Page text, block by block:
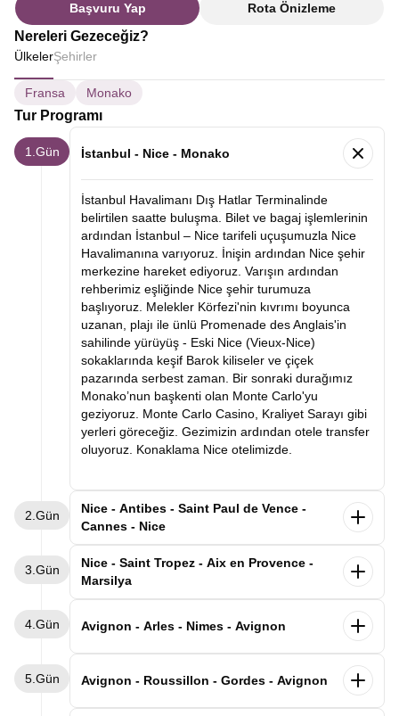
Başvuru Yap
Rota Önizleme
Nereleri Gezeceğiz?
ÜlkelerŞehirler
Fransa Monako
Tur Programı
1.Gün İstanbul - Nice - Monako
İstanbul Havalimanı Dış Hatlar Terminalinde
belirtilen saatte buluşma. Bilet ve bagaj işlemlerinin
ardından İstanbul – Nice tarifeli uçuşumuzla Nice
Havalimanına varıyoruz. İnişin ardından Nice şehir
merkezine hareket ediyoruz. Varışın ardından
rehberimiz eşliğinde Nice şehir turumuza
başlıyoruz. Melekler Körfezi'nin kıvrımı boyunca
uzanan, plajı ile ünlü Promenade des Anglais'in
sahilinde yürüyüş - Eski Nice (Vieux-Nice)
sokaklarında keşif Barok kiliseler ve çiçek
pazarında serbest zaman. Bir sonraki durağımız
Monako’nun başkenti olan Monte Carlo'yu
geziyoruz. Monte Carlo Casino, Kraliyet Sarayı gibi
yerleri göreceğiz. Gezimizin ardından otele transfer
oluyoruz. Konaklama Nice otelimizde.
2.Gün
Nice - Antibes - Saint Paul de Vence -
Cannes - Nice
Fransız Rivierası’nın incisi Cannes, altın kumsalları,
palmiyeli caddeleri ve dünyaca ünlü film festivaliyle
Fransız lüksünü bir arada sunan bu şehir, her
Akdeniz’in mavi sularıyla tarihin zarafetini
Antibes
3.Gün
Nice - Saint Tropez - Aix en Provence -
Marsilya
ediyoruz. İlk durağımızdünyanın en ünlü tatil
Saint Tropez olacak.
gezimize başlıyoruz. Roma döneminden kalan su
4.Gün Avignon - Arles - Nimes - Avignon
Arles. Bir zamanlar Roma metropolü, bu dönemden
5.Gün Avignon - Roussillon - Gordes - Avignon